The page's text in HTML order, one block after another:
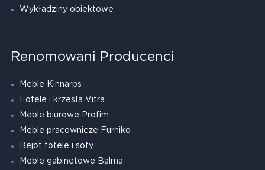
Wykładziny obiektowe
Renomowani Producenci
Meble Kinnarps
Fotele i krzesła Vitra
Meble biurowe Profim
Meble pracownicze Furniko
Bejot fotele i sofy
Meble gabinetowe Balma